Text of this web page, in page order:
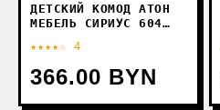
ДЕТСКИЙ КОМОД АТОН
МЕБЕЛЬ СИРИУС 604
СВЕТЛАЯ/БЕЛЫЙ)
★★★★☆ 4
366.00 BYN